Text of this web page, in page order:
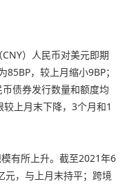
）人民币对美元即期
，较上月缩小9BP；
债券发行数量和额度均
上月末下降，3个月和1
有所上升。截至2021年6
元，与上月末持平；跨境